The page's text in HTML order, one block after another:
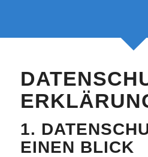
1.
EINEN BLICK